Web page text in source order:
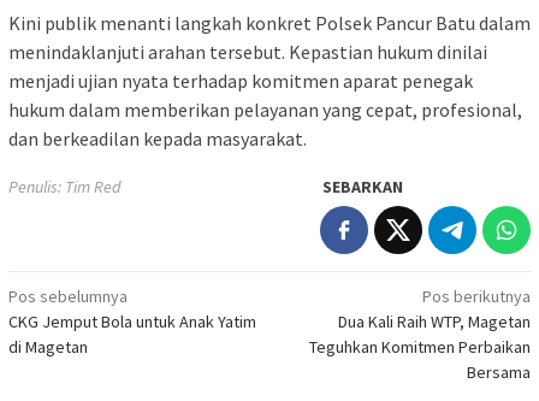
Kini publik menanti langkah konkret Polsek Pancur Batu dalam
menindaklanjuti arahan tersebut. Kepastian hukum dinilai
menjadi ujian nyata terhadap komitmen aparat penegak
hukum dalam memberikan pelayanan yang cepat, profesional,
dan berkeadilan kepada masyarakat.
Penulis: Tim Red SEBARKAN
Navigasi
pos
Pos sebelumnya
CKG Jemput Bola untuk Anak Yatim
di Magetan
Pos berikutnya
Dua Kali Raih WTP, Magetan
Teguhkan Komitmen Perbaikan
Bersama